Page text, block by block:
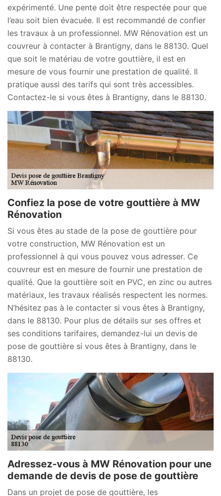
expérimenté. Une pente doit être respectée pour que
l’eau soit bien évacuée. Il est recommandé de confier
les travaux à un professionnel. MW Rénovation est un
couvreur à contacter à Brantigny, dans le 88130. Quel
que soit le matériau de votre gouttière, il est en
mesure de vous fournir une prestation de qualité. Il
pratique aussi des tarifs qui sont très accessibles.
Contactez-le si vous êtes à Brantigny, dans le 88130.
Confiez la pose de votre gouttière à MW
Rénovation
Si vous êtes au stade de la pose de gouttière pour
votre construction, MW Rénovation est un
professionnel à qui vous pouvez vous adresser. Ce
couvreur est en mesure de fournir une prestation de
qualité. Que la gouttière soit en PVC, en zinc ou autres
matériaux, les travaux réalisés respectent les normes.
N’hésitez pas à le contacter si vous êtes à Brantigny,
dans le 88130. Pour plus de détails sur ses offres et
ses conditions tarifaires, demandez-lui un devis de
pose de gouttière si vous êtes à Brantigny, dans le
88130.
Adressez-vous à MW Rénovation pour une
demande de devis de pose de gouttière
Dans un projet de pose de gouttière, les